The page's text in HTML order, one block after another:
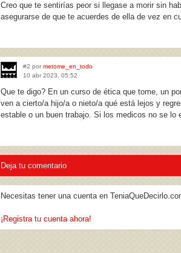
Creo que te sentirías peor si llegase a morir sin
asegurarse de que te acuerdes de ella de vez en
#2 por metome_en_todo
10 abr 2023, 05:52
Que te digo? En un curso de ética que tome, un
ven a cierto/a hijo/a o nieto/a qué está lejos y
estable o un buen trabajo. Si los medicos no se
Deja tu comentario
Necesitas tener una cuenta en
¡Registra tu cuenta ahora!